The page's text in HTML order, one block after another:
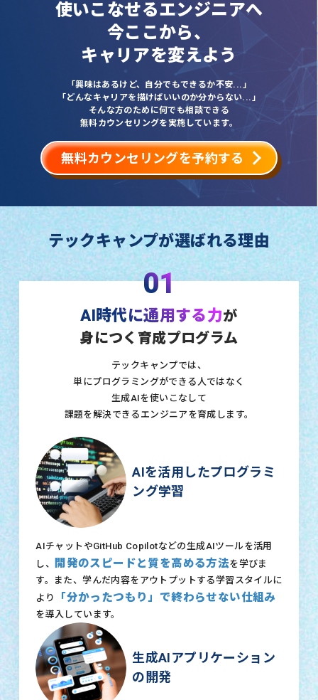
使いこなせるエンジニアへ
今ここから、
キャリアを変えよう
「興味はあるけど、自分でもできるか不安...」
「どんなキャリアを描けばいいのか分からない...」
そんな方のために何でも相談できる
無料カウンセリングを実施しています。
無料カウンセリングを予約する
テックキャンプが選ばれる理由
01
AI時代に通用する力が
身につく育成プログラム
テックキャンプでは、
単にプログラミングができる人ではなく
生成AIを使いこなして
課題を解決できるエンジニアを育成します。
AIを活用したプログラミ
ング学習
AIチャットやGitHub Copilotなどの生成AIツールを活用
し、
開発のスピードと質を高める方法を学びま
す。また、学んだ内容をアウトプットする学習スタイルに
より
「分かったつもり」で終わらせない仕組み
を導入しています。
生成AIアプリケーション
の開発